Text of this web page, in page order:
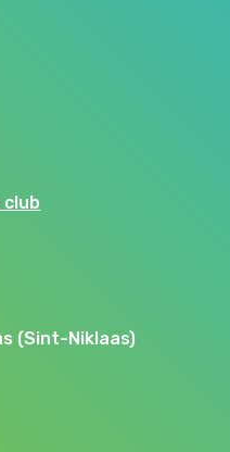
club
(Sint-Niklaas)